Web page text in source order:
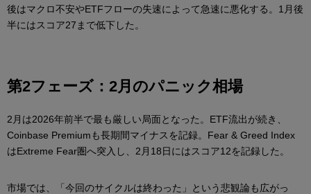
後はマクロ不安やETFフローの失速によって急速に悪化する。1月後
半にはスコア27まで低下した。
第2フェーズ：2月のパニック相場
2月は2026年前半で最も厳しい局面となった。ETF流出が続き、
Coinbase Premiumも長期間マイナスを記録。Fear & Greed Index
はExtreme Fear圏へ突入し、2月18日にはスコア12を記録した。
市場では、「今回のサイクルは終わった」という悲観論も広がっ